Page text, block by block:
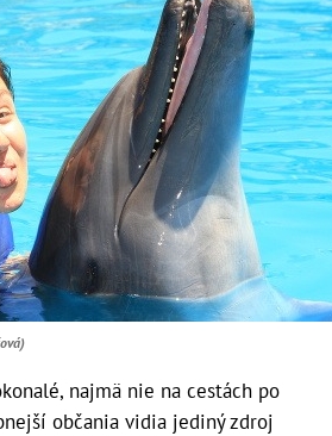
najmä nie na cestách po
občania vidia jediný zdroj